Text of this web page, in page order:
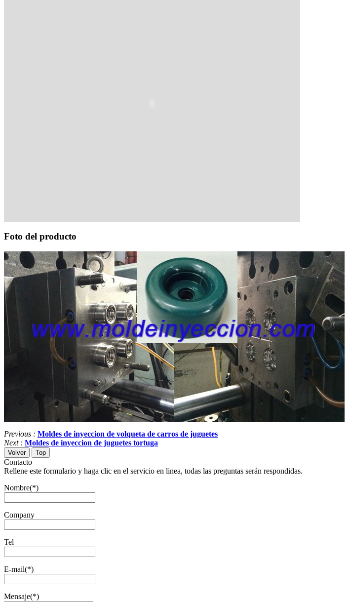
Foto del producto
Previous : Moldes de inyeccion de volqueta de carros de juguetes
Next : Moldes de inyeccion de juguetes tortuga
Volver Top
Contacto
Rellene este formulario y haga clic en el servicio en linea, todas las preguntas serán respondidas.
Nombre(*)
Company
Tel
E-mail(*)
Mensaje(*)